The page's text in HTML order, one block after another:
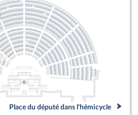
Place du député dans l'hémicycle